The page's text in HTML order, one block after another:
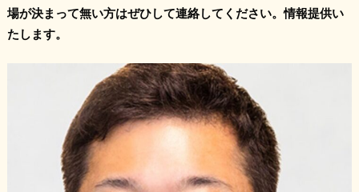
場が決まって無い方はぜひ‌して連絡してください。情報提供い
たします。